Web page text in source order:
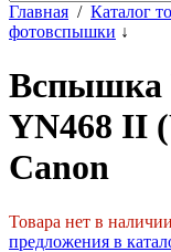
Главная / Каталог
фотовспышки ↓
Вспышка
YN468 II
Canon
Товара нет в
предложения в